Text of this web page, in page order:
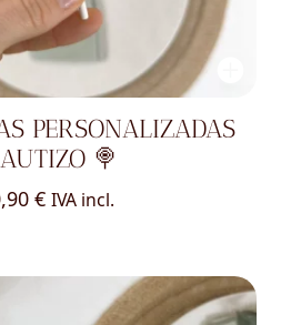
PERSONALIZADAS
🍭
€ IVA incl.